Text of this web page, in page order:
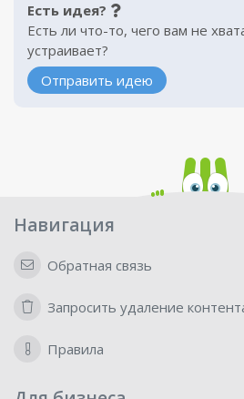
Есть идея?
Есть ли что-то, чего вам не
устраивает?
Отправить идею
Навигация
Обратная связь
Запросить удаление
Правила